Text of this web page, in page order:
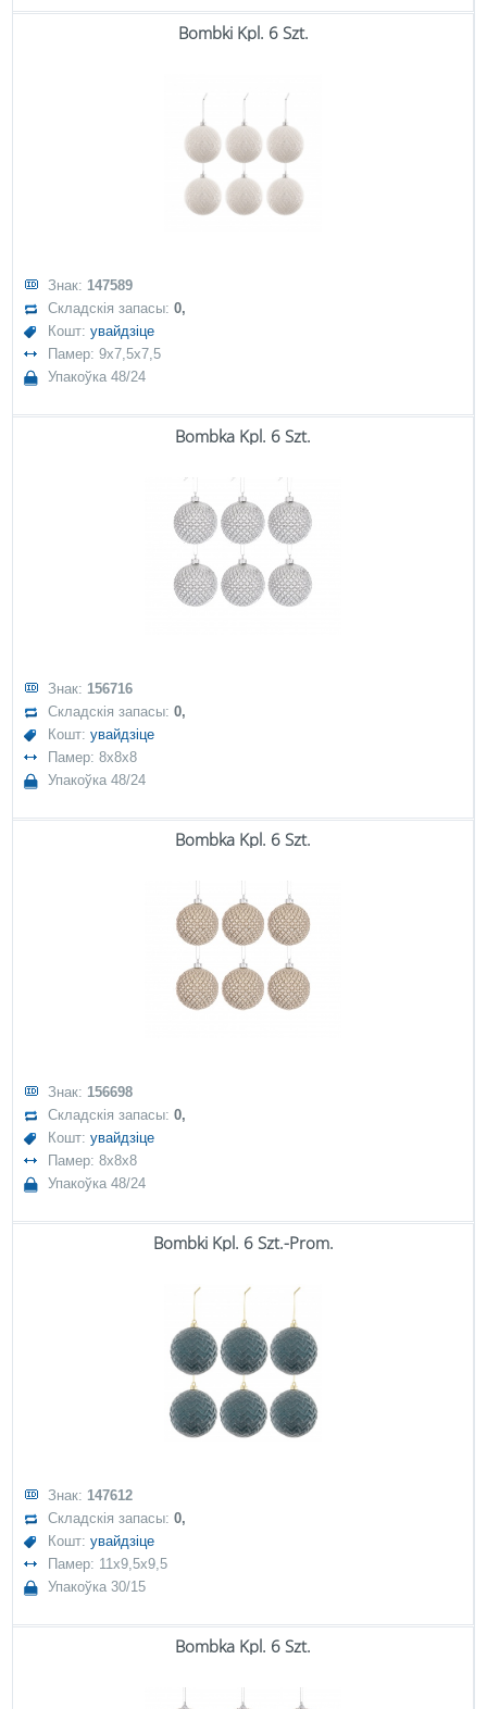
Bombki Kpl. 6 Szt.
Знак: 147589
Складскія запасы:0,
Кошт:увайдзіце
Памер: 9x7,5x7,5
Упакоўка 48/24
Bombka Kpl. 6 Szt.
Знак: 156716
Складскія запасы:0,
Кошт:увайдзіце
Памер: 8x8x8
Упакоўка 48/24
Bombka Kpl. 6 Szt.
Знак: 156698
Складскія запасы:0,
Кошт:увайдзіце
Памер: 8x8x8
Упакоўка 48/24
Bombki Kpl. 6 Szt.-Prom.
Знак: 147612
Складскія запасы:0,
Кошт:увайдзіце
Памер: 11x9,5x9,5
Упакоўка 30/15
Bombka Kpl. 6 Szt.